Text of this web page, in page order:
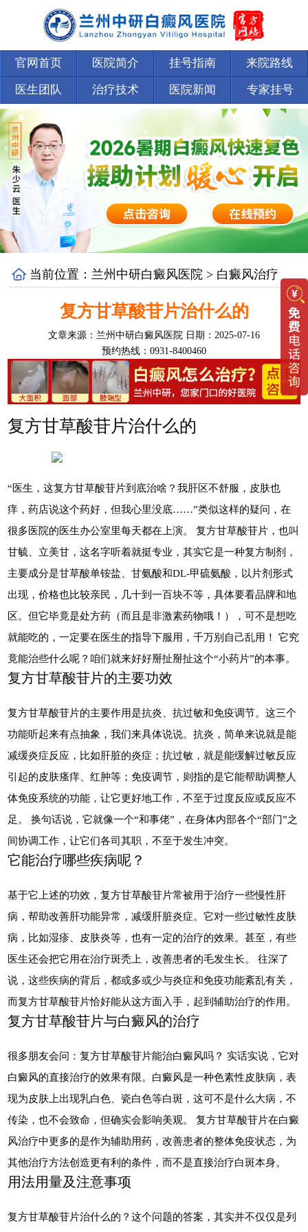
官网首页 医院简介 挂号指南 来院路线
医生团队 治疗技术 医院新闻 专家挂号
当前位置： 兰州中研白癜风医院 > 白癜风治疗
复方甘草酸苷片治什么的
文章来源： 兰州中研白癜风医院 日期：2025-07-16
预约热线：0931-8400460
复方甘草酸苷片治什么的
“医生，这复方甘草酸苷片到底治啥？我肝区不舒服，皮肤也
痒，药店说这个药好，但我心里没底……”类似这样的疑问，在
很多医院的医生办公室里每天都在上演。 复方甘草酸苷片，也叫
甘毓、立美甘，这名字听着就挺专业，其实它是一种复方制剂，
主要成分是甘草酸单铵盐、甘氨酸和DL-甲硫氨酸，以片剂形式
出现，价格也比较亲民，几十到一百块不等，具体要看品牌和地
区。但它毕竟是处方药（而且是非激素药物哦！），可不是想吃
就能吃的，一定要在医生的指导下服用，千万别自己乱用！ 它究
竟能治些什么呢？咱们就来好好掰扯掰扯这个“小药片”的本事。
复方甘草酸苷片的主要功效
复方甘草酸苷片的主要作用是抗炎、抗过敏和免疫调节。这三个
功能听起来有点抽象，我们来具体说说。抗炎，简单来说就是能
减缓炎症反应，比如肝脏的炎症；抗过敏，就是能缓解过敏反应
引起的皮肤瘙痒、红肿等；免疫调节，则指的是它能帮助调整人
体免疫系统的功能，让它更好地工作，不至于过度反应或反应不
足。 换句话说，它就像一个“和事佬”，在身体内部各个“部门”之
间协调工作，让它们各司其职，不至于发生冲突。
它能治疗哪些疾病呢？
基于它上述的功效，复方甘草酸苷片常被用于治疗一些慢性肝
病，帮助改善肝功能异常，减缓肝脏炎症。它对一些过敏性皮肤
病，比如湿疹、皮肤炎等，也有一定的治疗的效果。甚至，有些
医生还会把它用在治疗斑秃上，改善患者的毛发生长。 往深了
说，这些疾病的背后，都或多或少与炎症和免疫功能紊乱有关，
而复方甘草酸苷片恰好能从这方面入手，起到辅助治疗的作用。
复方甘草酸苷片与白癜风的治疗
很多朋友会问：复方甘草酸苷片能治白癜风吗？ 实话实说，它对
白癜风的直接治疗的效果有限。白癜风是一种色素性皮肤病，表
现为皮肤上出现乳白色、瓷白色等白斑，这可不是什么大病，不
传染，也不会致命，但确实会影响美观。 复方甘草酸苷片在白癜
风治疗中更多的是作为辅助用药，改善患者的整体免疫状态，为
其他治疗方法创造更有利的条件，而不是直接治疗白斑本身。
用法用量及注意事项
复方甘草酸苷片治什么的？这个问题的答案，其实并不仅仅是列